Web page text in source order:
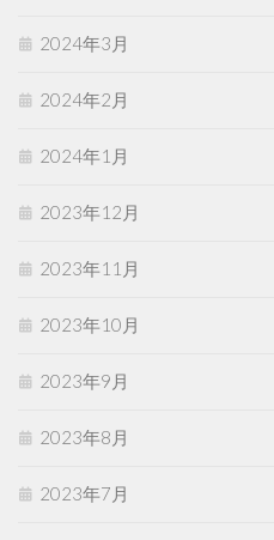
2024年3月
2024年2月
2024年1月
2023年12月
2023年11月
2023年10月
2023年9月
2023年8月
2023年7月